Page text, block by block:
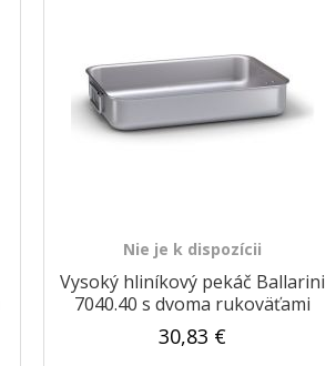
Nie je k dispozícii
Vysoký hliníkový pekáč Ballarini
7040.40 s dvoma rukoväťami
30,83 €